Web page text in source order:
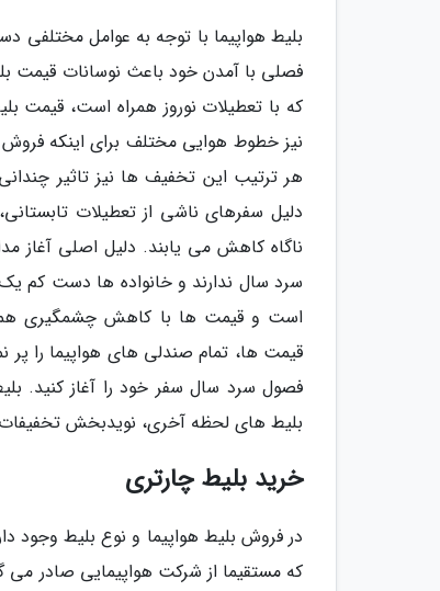
بلیط هواپیما با توجه به عوامل
فصلی با آمدن خود باعث نوسانات قیمت
که با تعطیلات نوروز همراه است، قیمت
نیز خطوط هوایی مختلف برای اینکه فروش
هر ترتیب این تخفیف ها نیز تاثیر
دلیل سفرهای ناشی از تعطیلات
ناگاه کاهش می یابند. دلیل اصلی آغاز
سرد سال ندارند و خانواده ها دست کم
است و قیمت ها با کاهش چشمگیری
قیمت ها، تمام صندلی های هواپیما را پر
فصول سرد سال سفر خود را آغاز کنید.
بلیط های لحظه آخری، نویدبخش
خرید بلیط چارتری
در فروش بلیط هواپیما و نوع بلیط
که مستقیما از شرکت هواپیمایی صادر